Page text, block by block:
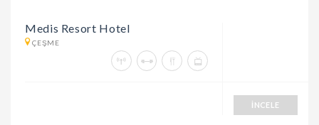
Medis Resort Hotel
ÇEŞME
İNCELE